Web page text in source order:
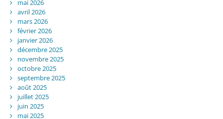
mai 2026
avril 2026
mars 2026
février 2026
janvier 2026
décembre 2025
novembre 2025
octobre 2025
septembre 2025
août 2025
juillet 2025
juin 2025
mai 2025